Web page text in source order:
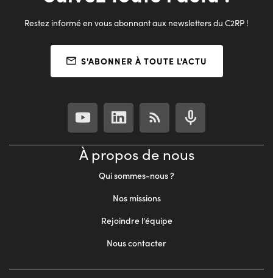
Restez informé en vous abonnant aux newsletters du C2RP !
S'ABONNER À TOUTE L'ACTU
À propos de nous
Qui sommes-nous ?
Nos missions
Rejoindre l'équipe
Nous contacter